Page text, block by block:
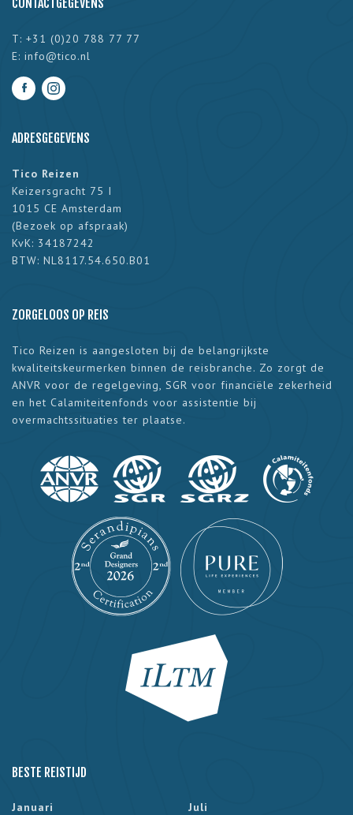
CONTACTGEGEVENS
T: +31 (0)20 788 77 77
E: info@tico.nl
ADRESGEGEVENS
Tico Reizen
Keizersgracht 75 I
1015 CE Amsterdam
(Bezoek op afspraak)
KvK: 34187242
BTW: NL8117.54.650.B01
ZORGELOOS OP REIS
Tico Reizen is aangesloten bij de belangrijkste
kwaliteitskeurmerken binnen de reisbranche. Zo zorgt de
ANVR voor de regelgeving, SGR voor financiële zekerheid
en het Calamiteitenfonds voor assistentie bij
overmachtssituaties ter plaatse.
BESTE REISTIJD
Januari Juli